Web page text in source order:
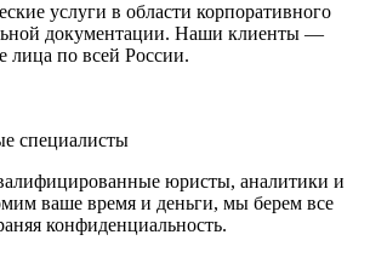
услуги в области корпоративного
документации. Наши клиенты —
лица по всей России.
специалисты
юристы, аналитики и
ваше время и деньги, мы берем все
конфиденциальность.